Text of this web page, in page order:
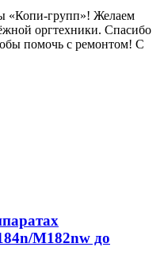
«Копи‑групп»! Желаем
оргтехники. Спасибо
помочь с ремонтом! С
M182nw до